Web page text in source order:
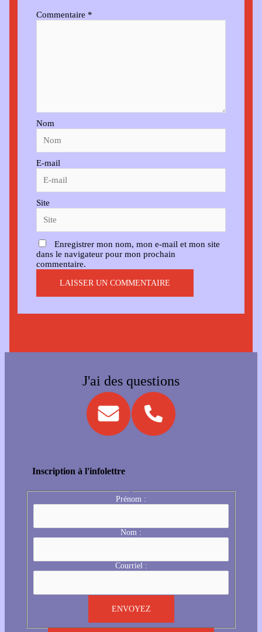
Commentaire *
Nom
E-mail
Site
Enregistrer mon nom, mon e-mail et mon site
dans le navigateur pour mon prochain
commentaire.
J'ai des questions
Inscription à l'infolettre
Prénom :
Nom :
Courriel :